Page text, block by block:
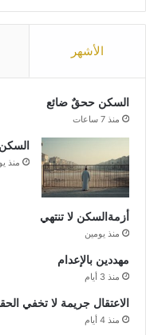
الأشهر
السكن ححقٌ ضائع
منذ 7 ساعات
منذ
أزمةالسكن لا تنتهي
منذ يومين
مهددين بالإعدام
منذ 3 أيام
الاعتقال جريمة لا تخفي
منذ 4 أيام